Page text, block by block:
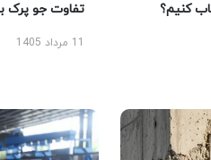
کنیم؟ تفاوت جو پرک